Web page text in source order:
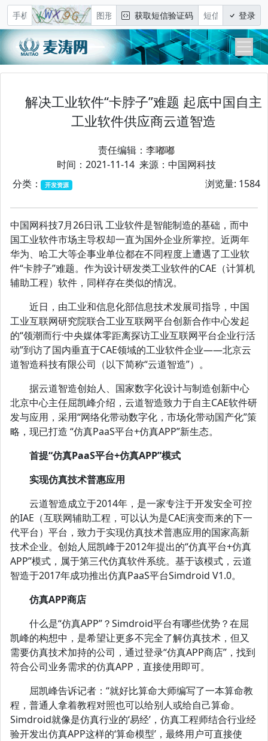
获取短信验证码 登录
解决工业软件“卡脖子”难题 起底中国自主
工业软件供应商云道智造
责任编辑： 李嘟嘟
时间：2021-11-14 来源：中国网科技
分类：开发资源 浏览量: 1584
中国网科技7月26日讯 工业软件是智能制造的基础，而中
国工业软件市场主导权却一直为国外企业所掌控。近两年
华为、哈工大等企事业单位都在不同程度上遭遇了工业软
件“卡脖子”难题。作为设计研发类工业软件的CAE（计算机
辅助工程）软件，同样存在类似的情况。
近日，由工业和信息化部信息技术发展司指导，中国
工业互联网研究院联合工业互联网平台创新合作中心发起
的“领潮而行·中央媒体零距离探访工业互联网平台企业行活
动”到访了国内垂直于CAE领域的工业软件企业——北京云
道智造科技有限公司（以下简称“云道智造”）。
据云道智造创始人、国家数字化设计与制造创新中心
北京中心主任屈凯峰介绍，云道智造致力于自主CAE软件研
发与应用，采用“网络化带动数字化，市场化带动国产化”策
略，现已打造 “仿真PaaS平台+仿真APP”新生态。
首提“仿真PaaS平台+仿真APP”模式
实现仿真技术普惠应用
云道智造成立于2014年，是一家专注于开发安全可控
的IAE（互联网辅助工程，可以认为是CAE演变而来的下一
代平台）平台，致力于实现仿真技术普惠应用的国家高新
技术企业。创始人屈凯峰于2012年提出的“仿真平台+仿真
APP”模式，属于第三代仿真软件系统。基于该模式，云道
智造于2017年成功推出仿真PaaS平台Simdroid V1.0。
仿真APP商店
什么是“仿真APP”？Simdroid平台有哪些优势？在屈
凯峰的构想中，是希望让更多不完全了解仿真技术，但又
需要仿真技术加持的公司，通过登录“仿真APP商店”，找到
符合公司业务需求的仿真APP，直接使用即可。
屈凯峰告诉记者：“就好比算命大师编写了一本算命教
程，普通人拿着教程对照也可以给别人或给自己算命。
Simdroid就像是仿真行业的‘易经’，仿真工程师结合行业经
验开发出仿真APP这样的‘算命模型’，最终用户可直接使